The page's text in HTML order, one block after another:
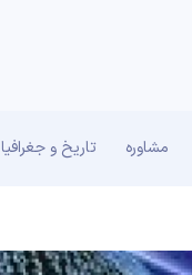
مشاوره تاریخ و جغرافیا